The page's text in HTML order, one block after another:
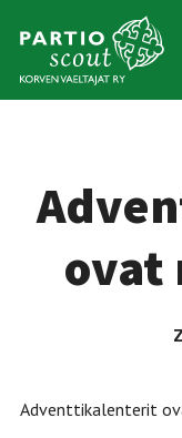
sisältöön
Etusivu
Lippukunta
Liity
mukaan!
ovat
Adventtikalenterit